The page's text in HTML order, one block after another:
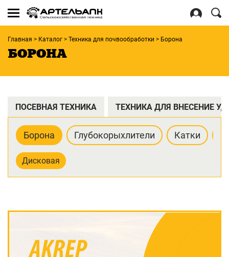
for:
Регистрация
Главная > Каталог > Техника для почвообработки > Борона
БОРОНА
ПОСЕВНАЯ ТЕХНИКА ТЕХНИКА ДЛЯ ВНЕСЕНИЕ
Борона Глубокорыхлители Катки
Дисковая